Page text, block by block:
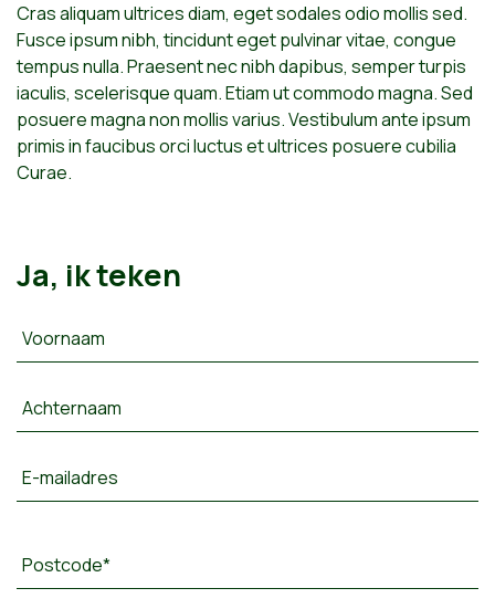
Cras aliquam ultrices diam, eget sodales odio mollis sed.
Fusce ipsum nibh, tincidunt eget pulvinar vitae, congue
tempus nulla. Praesent nec nibh dapibus, semper turpis
iaculis, scelerisque quam. Etiam ut commodo magna. Sed
posuere magna non mollis varius. Vestibulum ante ipsum
primis in faucibus orci luctus et ultrices posuere cubilia
Curae.
Ja, ik teken
Voornaam
Achternaam
E-mailadres
Postcode*